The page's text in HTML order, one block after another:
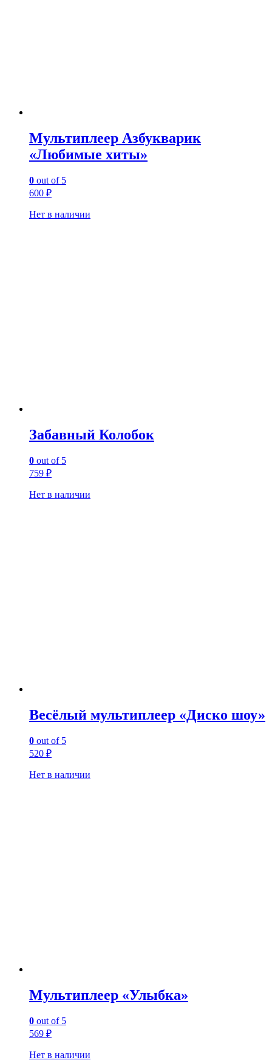
Мультиплеер Азбукварик
«Любимые хиты»
0 out of 5
600 ₽
Нет в наличии
Забавный Колобок
0 out of 5
759 ₽
Нет в наличии
Весёлый мультиплеер «Диско шоу»
0 out of 5
520 ₽
Нет в наличии
Мультиплеер «Улыбка»
0 out of 5
569 ₽
Нет в наличии